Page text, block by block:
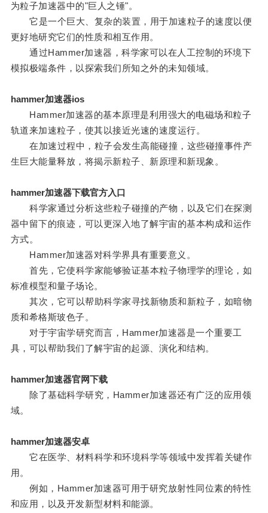
为粒子加速器中的"巨人之锤"。
它是一个巨大、复杂的装置，用于加速粒子的速度以便
更好地研究它们的性质和相互作用。
通过Hammer加速器，科学家可以在人工控制的环境下
模拟极端条件，以探索我们所知之外的未知领域。
hammer加速器ios
Hammer加速器的基本原理是利用强大的电磁场和粒子
轨道来加速粒子，使其以接近光速的速度运行。
在加速过程中，粒子会发生高能碰撞，这些碰撞事件产
生巨大能量释放，将揭示新粒子、新原理和新现象。
hammer加速器下载官方入口
科学家通过分析这些粒子碰撞的产物，以及它们在探测
器中留下的痕迹，可以更深入地了解宇宙的基本构成和运作
方式。
Hammer加速器对科学界具有重要意义。
首先，它使科学家能够验证基本粒子物理学的理论，如
标准模型和量子场论。
其次，它可以帮助科学家寻找新物质和新粒子，如暗物
质和希格斯玻色子。
对于宇宙学研究而言，Hammer加速器是一个重要工
具，可以帮助我们了解宇宙的起源、演化和结构。
hammer加速器官网下载
除了基础科学研究，Hammer加速器还有广泛的应用领
域。
hammer加速器安卓
它在医学、材料科学和环境科学等领域中发挥着关键作
用。
例如，Hammer加速器可用于研究放射性同位素的特性
和应用，以及开发新型材料和能源。